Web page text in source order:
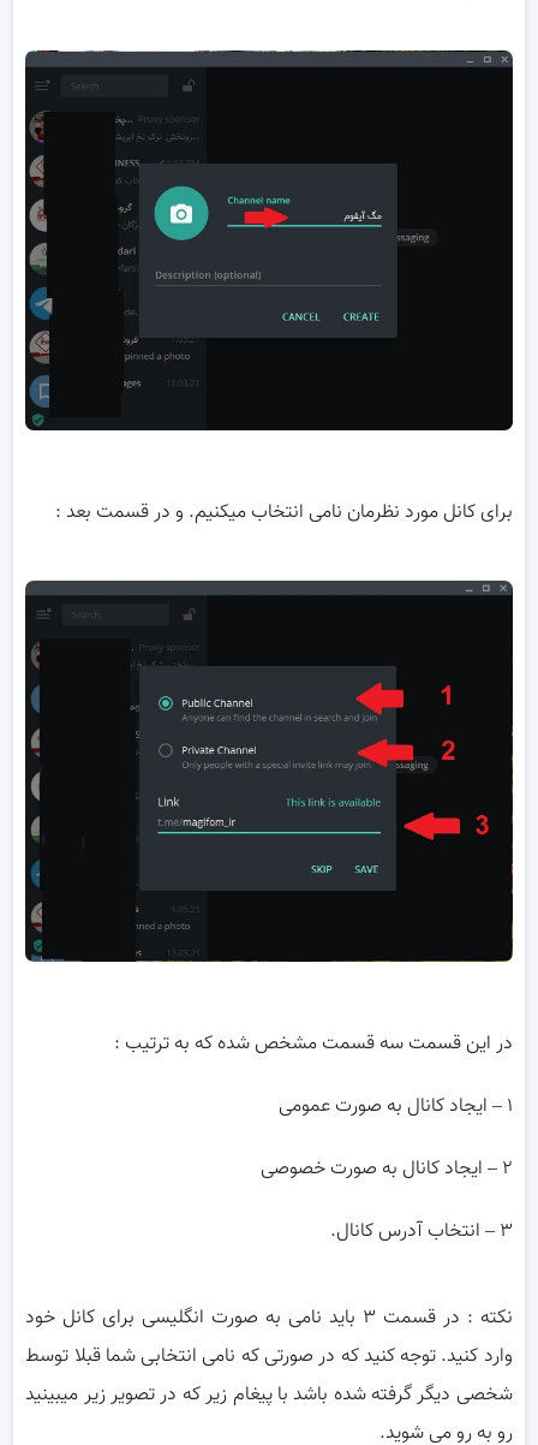
برای کانل مورد نظرمان نامی انتخاب میکنیم. و در قسمت بعد :
در این قسمت سه قسمت مشخص شده که به ترتیب :
۱ – ایجاد کانال به صورت عمومی
۲ – ایجاد کانال به صورت خصوصی
۳ – انتخاب آدرس کانال.
نکته : در قسمت ۳ باید نامی به صورت انگلیسی برای کانل خود
وارد کنید. توجه کنید که در صورتی که نامی انتخابی شما قبلا توسط
شخصی دیگر گرفته شده باشد با پیغام زیر که در تصویر زیر میبینید
رو به رو می شوید.